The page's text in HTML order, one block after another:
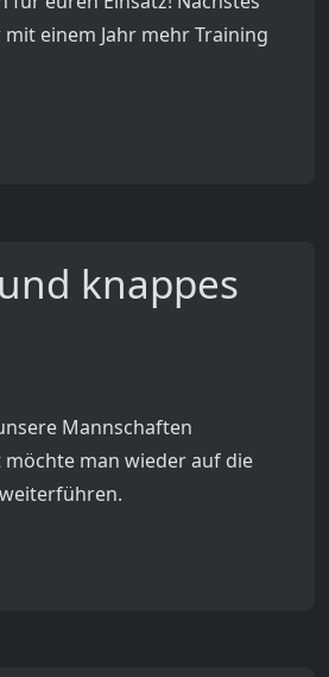
einem Jahr mehr Training
knappes
Mannschaften
man wieder auf die